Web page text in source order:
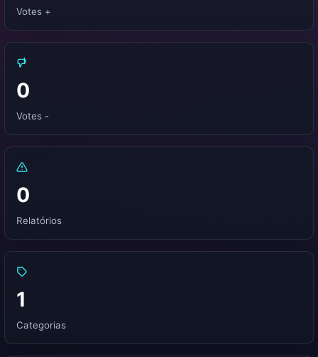
Votes +
0
Votes -
0
Relatórios
1
Categorias